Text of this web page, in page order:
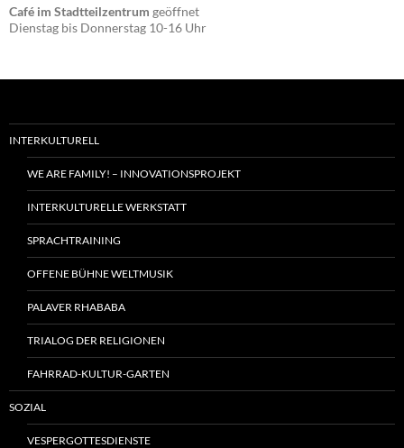
Café im Stadtteilzentrum geöffnet
Dienstag bis Donnerstag 10-16 Uhr
INTERKULTURELL
WE ARE FAMILY! – INNOVATIONSPROJEKT
INTERKULTURELLE WERKSTATT
SPRACHTRAINING
OFFENE BÜHNE WELTMUSIK
PALAVER RHABABA
TRIALOG DER RELIGIONEN
FAHRRAD-KULTUR-GARTEN
SOZIAL
VESPERGOTTESDIENSTE